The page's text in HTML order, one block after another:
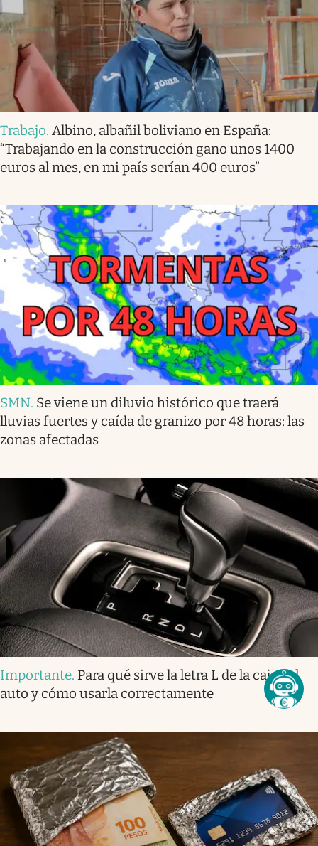
Trabajo. Albino, albañil boliviano en España:
“Trabajando en la construcción gano unos 1400
euros al mes, en mi país serían 400 euros”
SMN. Se viene un diluvio histórico que traerá
lluvias fuertes y caída de granizo por 48 horas: las
zonas afectadas
Importante. Para qué sirve la letra L de la caja del
auto y cómo usarla correctamente